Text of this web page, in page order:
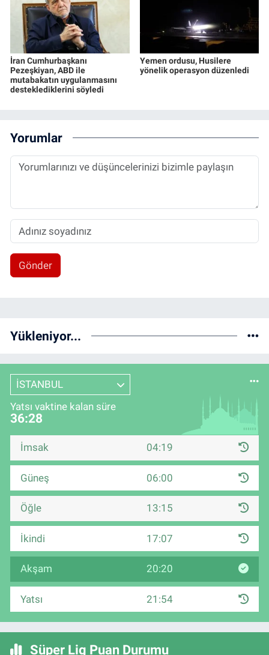
İran Cumhurbaşkanı
Pezeşkiyan, ABD ile
mutabakatın uygulanmasını
desteklediklerini söyledi
Yemen ordusu, Husilere
yönelik operasyon düzenledi
Yorumlar
Gönder
Yükleniyor...
İSTANBUL
Yatsı vaktine kalan süre
36:28
İmsak 04:19
Güneş 06:00
Öğle 13:15
İkindi 17:07
Akşam 20:20
Yatsı 21:54
Süper Lig Puan Durumu